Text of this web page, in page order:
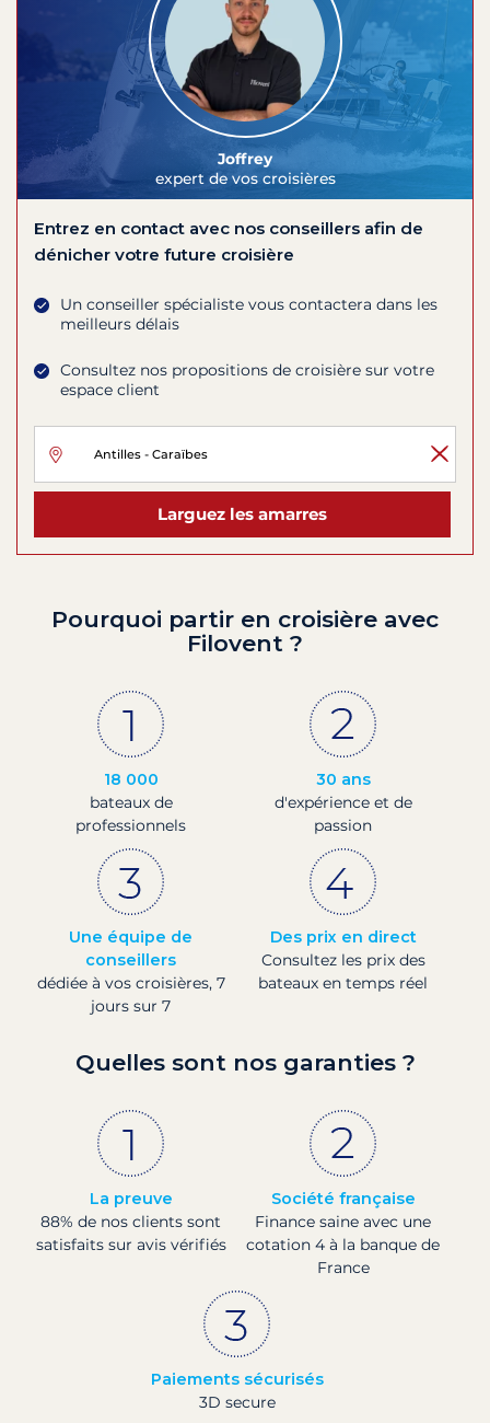
Joffrey
expert de vos croisières
Entrez en contact avec nos conseillers afin de
dénicher votre future croisière
Un conseiller spécialiste vous contactera dans les
meilleurs délais
Consultez nos propositions de croisière sur votre
espace client
Larguez les amarres
Pourquoi partir en croisière avec
Filovent ?
18 000
bateaux de
professionnels
30 ans
d'expérience et de
passion
Une équipe de
conseillers
dédiée à vos croisières, 7
jours sur 7
Des prix en direct
Consultez les prix des
bateaux en temps réel
Quelles sont nos garanties ?
La preuve
88% de nos clients sont
satisfaits sur avis vérifiés
Société française
Finance saine avec une
cotation 4 à la banque de
France
Paiements sécurisés
3D secure